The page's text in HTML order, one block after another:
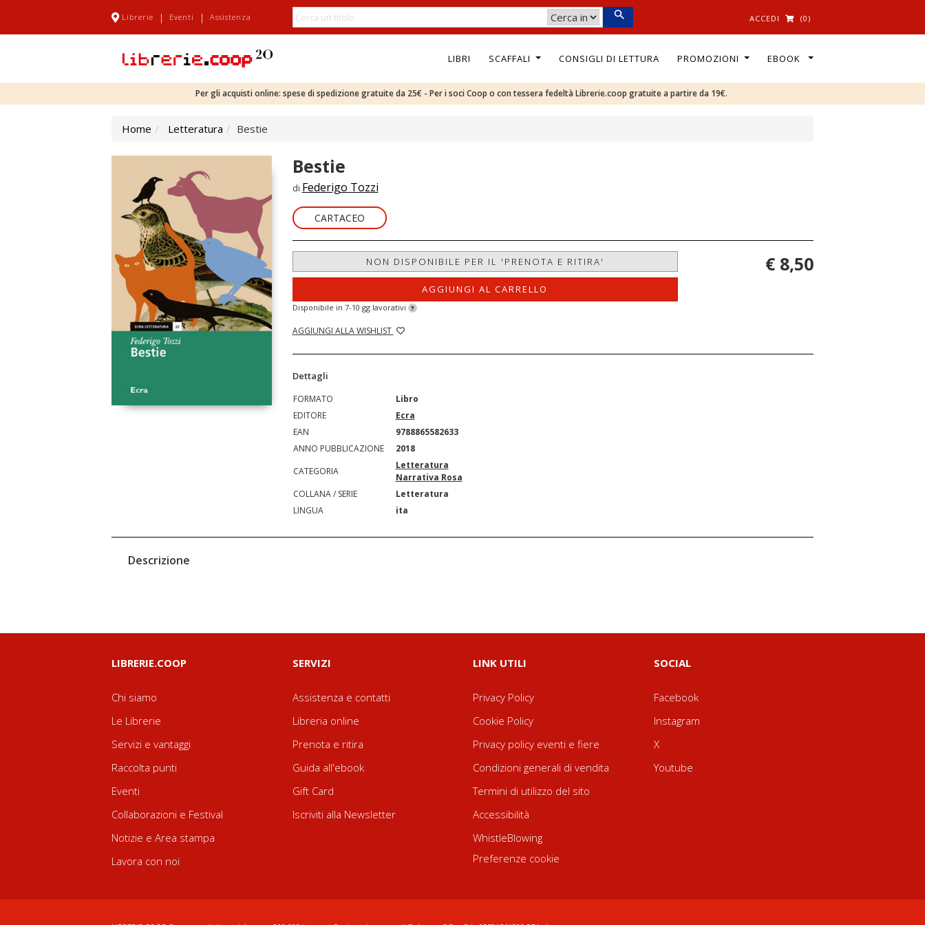
Librerie | Eventi | Assistenza ACCEDI (0)
LIBRI SCAFFALI CONSIGLI DI LETTURA PROMOZIONI EBOOK
Per gli acquisti online: spese di spedizione gratuite da 25€ - Per i soci Coop o con tessera fedeltà Librerie.coop gratuite a partire da 19€.
Home Letteratura Bestie
Bestie
di Federigo Tozzi
CARTACEO
NON DISPONIBILE PER IL 'PRENOTA E RITIRA'
AGGIUNGI AL CARRELLO
Disponibile in 7-10 gg lavorativi ?
AGGIUNGI ALLA WISHLIST
€ 8,50
Dettagli
FORMATO
Libro
EDITORE
Ecra
EAN
9788865582633
ANNO PUBBLICAZIONE
2018
CATEGORIA
Letteratura
Narrativa Rosa
COLLANA / SERIE
Letteratura
LINGUA
ita
Descrizione
LIBRERIE.COOP
Chi siamo
Le Librerie
Servizi e vantaggi
Raccolta punti
Eventi
Collaborazioni e Festival
Notizie e Area stampa
Lavora con noi
SERVIZI
Assistenza e contatti
Libreria online
Prenota e ritira
Guida all'ebook
Gift Card
Iscriviti alla Newsletter
LINK UTILI
Privacy Policy
Cookie Policy
Privacy policy eventi e fiere
Condizioni generali di vendita
Termini di utilizzo del sito
Accessibilità
WhistleBlowing
Preferenze cookie
SOCIAL
Facebook
Instagram
X
Youtube